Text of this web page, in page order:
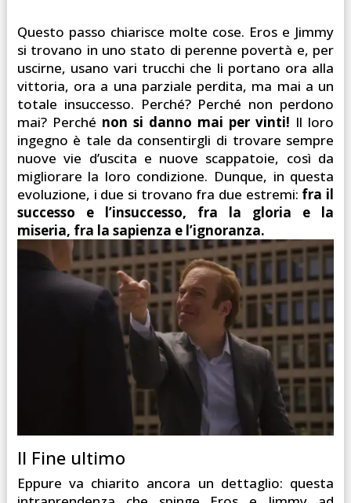
Questo passo chiarisce molte cose. Eros e Jimmy
si trovano in uno stato di perenne povertà e, per
uscirne, usano vari trucchi che li portano ora alla
vittoria, ora a una parziale perdita, ma mai a un
totale insuccesso. Perché? Perché non perdono
mai? Perché non si danno mai per vinti! Il loro
ingegno è tale da consentirgli di trovare sempre
nuove vie d’uscita e nuove scappatoie, così da
migliorare la loro condizione. Dunque, in questa
evoluzione, i due si trovano fra due estremi: fra il
successo e l’insuccesso, fra la gloria e la
miseria, fra la sapienza e l’ignoranza.
Il Fine ultimo
Eppure va chiarito ancora un dettaglio: questa